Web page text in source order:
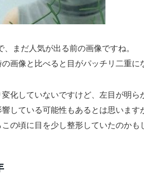
、まだ人気が出る前の画像ですね。
画像と比べると目がパッチリ二重に
化していないですけど、左目が明ら
している可能性もあるとは思います
の頃に目を少し整形していたのかも